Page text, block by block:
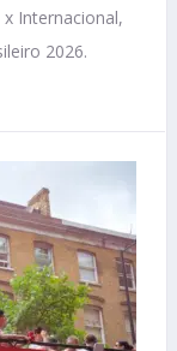
Internacional,
2026.